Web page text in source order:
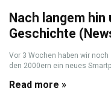
Nach langem
Geschichte
Vor 3 Wochen haben wir
den 2000ern ein neues
Read more »